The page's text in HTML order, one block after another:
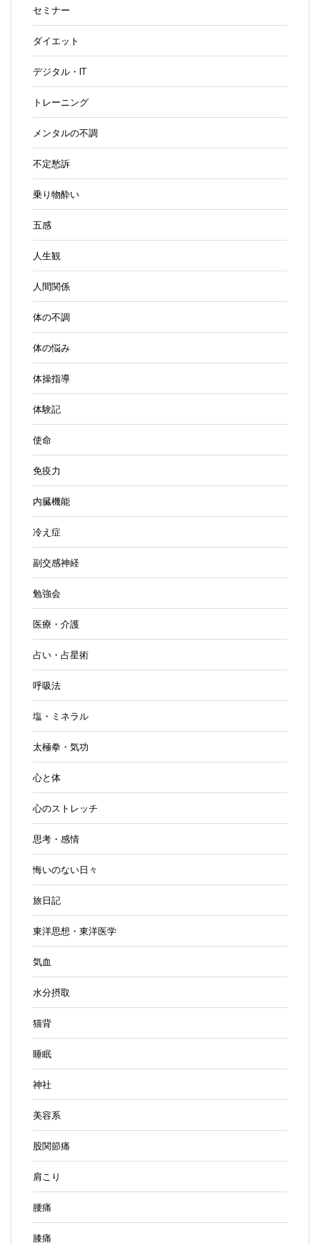
セミナー
ダイエット
デジタル・IT
トレーニング
メンタルの不調
不定愁訴
乗り物酔い
五感
人生観
人間関係
体の不調
体の悩み
体操指導
体験記
使命
免疫力
内臓機能
冷え症
副交感神経
勉強会
医療・介護
占い・占星術
呼吸法
塩・ミネラル
太極拳・気功
心と体
心のストレッチ
思考・感情
悔いのない日々
旅日記
東洋思想・東洋医学
気血
水分摂取
猫背
睡眠
神社
美容系
股関節痛
肩こり
腰痛
膝痛